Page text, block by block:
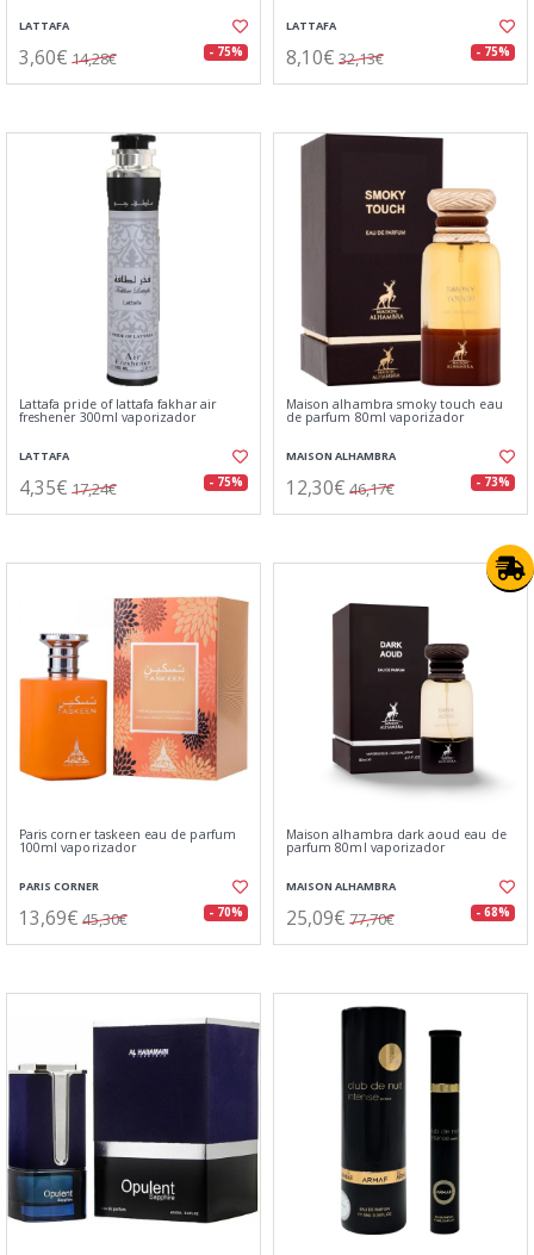
LATTAFA
3,60€ 14,28€ - 75%
LATTAFA
8,10€ 32,13€ - 75%
Lattafa pride of lattafa fakhar air
freshener 300ml vaporizador
LATTAFA
4,35€ 17,24€ - 75%
Maison alhambra smoky touch eau
de parfum 80ml vaporizador
MAISON ALHAMBRA
12,30€ 46,17€ - 73%
Paris corner taskeen eau de parfum
100ml vaporizador
PARIS CORNER
13,69€ 45,30€ - 70%
Maison alhambra dark aoud eau de
parfum 80ml vaporizador
MAISON ALHAMBRA
25,09€ 77,70€ - 68%